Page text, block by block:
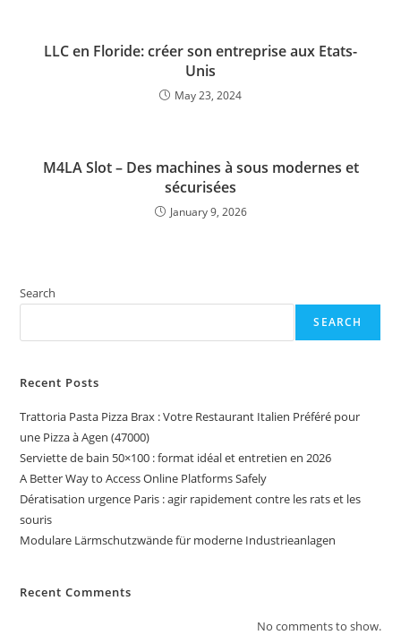
LLC en Floride: créer son entreprise aux Etats-
Unis
May 23, 2024
M4LA Slot – Des machines à sous modernes et
sécurisées
January 9, 2026
Search
SEARCH
Recent Posts
Trattoria Pasta Pizza Brax : Votre Restaurant Italien Préféré pour
une Pizza à Agen (47000)
Serviette de bain 50×100 : format idéal et entretien en 2026
A Better Way to Access Online Platforms Safely
Dératisation urgence Paris : agir rapidement contre les rats et les
souris
Modulare Lärmschutzwände für moderne Industrieanlagen
Recent Comments
No comments to show.